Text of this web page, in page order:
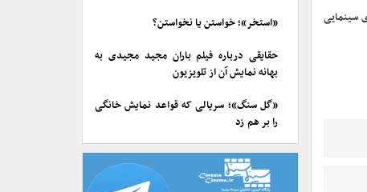
سینمایی
«استخر»؛ خواستن یا نخواستن؟
حقایقی درباره فیلم باران مجید مجیدی به
بهانه نمایش آن از تلویزیون
«گل سنگ»؛ سریالی که قواعد نمایش خانگی
را بر هم زد